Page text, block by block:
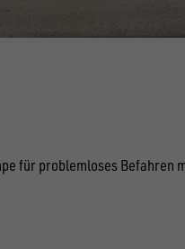
für problemloses Befahren